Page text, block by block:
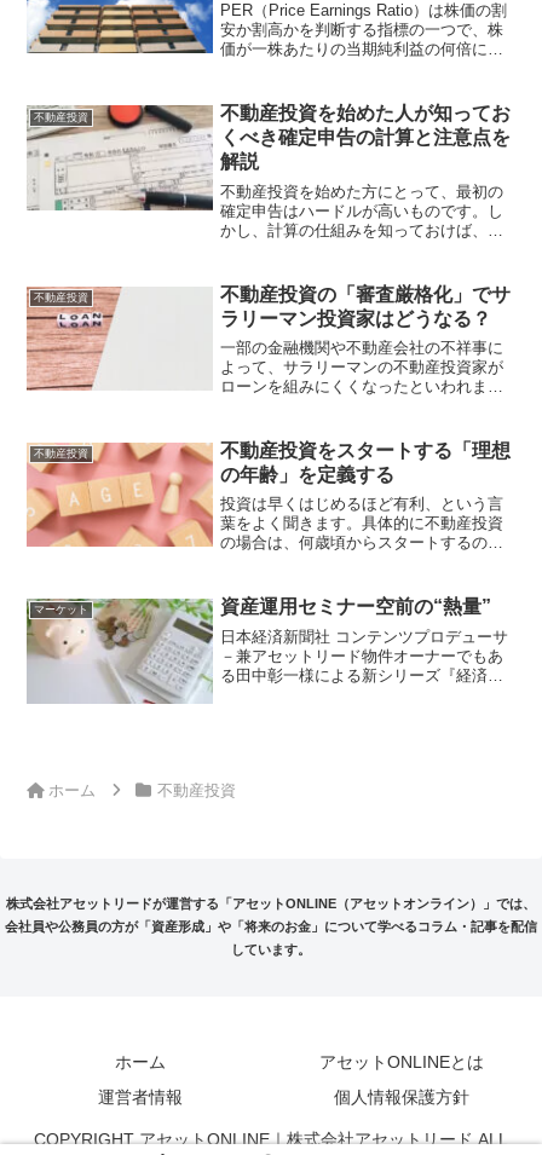
PER（Price Earnings Ratio）は株価の割
安か割高かを判断する指標の一つで、株
価が一株あたりの当期純利益の何倍にな
ば、株価が1,000円、一株あたり純...
不動産投資
不動産投資を始めた人が知ってお
くべき確定申告の計算と注意点を
解説
不動産投資を始めた方にとって、最初の
確定申告はハードルが高いものです。し
かし、計算の仕組みを知っておけば、ス
得計算を中心に不動産投資の確定申告に
ついてお伝えします。確定...
不動産投資
不動産投資の「審査厳格化」でサ
ラリーマン投資家はどうなる？
一部の金融機関や不動産会社の不祥事に
よって、サラリーマンの不動産投資家が
ローンを組みにくくなったといわれま
でも不正資料による不動産投資への融資
が行われていた事実が明らか...
不動産投資
不動産投資をスタートする「理想
の年齢」を定義する
投資は早くはじめるほど有利、という言
葉をよく聞きます。具体的に不動産投資
の場合は、何歳頃からスタートするのが
理想のスタート年齢を考えてみましょ
う。リタイアする年齢、イコ...
マーケット 資産運用セミナー空前の“熱量”
日本経済新聞社 コンテンツプロデューサ
－兼アセットリード物件オーナーでもあ
る田中彰一様による新シリーズ『経済ニ
ホーム 不動産投資
株式会社アセットリードが運営する「アセットONLINE（アセットオンライン）」では、
会社員や公務員の方が「資産形成」や「将来のお金」について学べるコラム・記事を配信
しています。
ホーム
アセットONLINEとは
運営者情報
個人情報保護方針
COPYRIGHT アセットONLINE｜株式会社アセットリード ALL